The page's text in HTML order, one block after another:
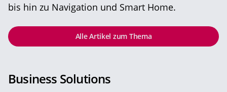
bis hin zu Navigation und Smart Home.
Alle Artikel zum Thema
Business Solutions